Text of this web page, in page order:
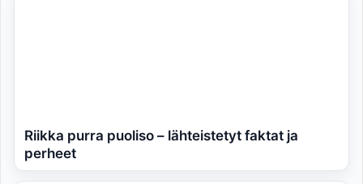
Riikka purra puoliso – lähteistetyt faktat ja
perheet